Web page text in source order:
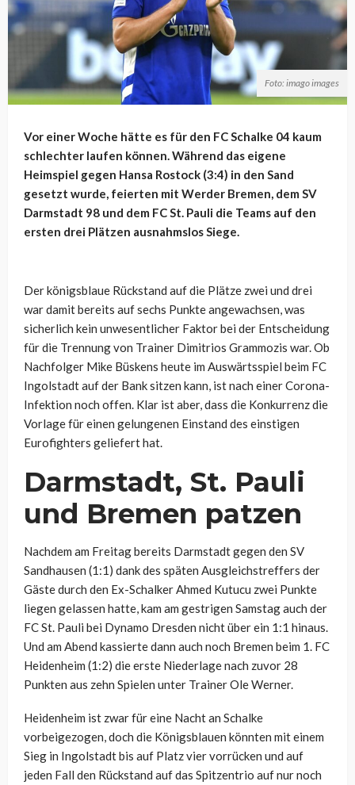
Foto: imago images
Vor einer Woche hätte es für den FC Schalke 04 kaum
schlechter laufen können. Während das eigene
Heimspiel gegen Hansa Rostock (3:4) in den Sand
gesetzt wurde, feierten mit Werder Bremen, dem SV
Darmstadt 98 und dem FC St. Pauli die Teams auf den
ersten drei Plätzen ausnahmslos Siege.
Der königsblaue Rückstand auf die Plätze zwei und drei
war damit bereits auf sechs Punkte angewachsen, was
sicherlich kein unwesentlicher Faktor bei der Entscheidung
für die Trennung von Trainer Dimitrios Grammozis war. Ob
Nachfolger Mike Büskens heute im Auswärtsspiel beim FC
Ingolstadt auf der Bank sitzen kann, ist nach einer Corona-
Infektion noch offen. Klar ist aber, dass die Konkurrenz die
Vorlage für einen gelungenen Einstand des einstigen
Eurofighters geliefert hat.
Darmstadt, St. Pauli
und Bremen patzen
Nachdem am Freitag bereits Darmstadt gegen den SV
Sandhausen (1:1) dank des späten Ausgleichstreffers der
Gäste durch den Ex-Schalker Ahmed Kutucu zwei Punkte
liegen gelassen hatte, kam am gestrigen Samstag auch der
FC St. Pauli bei Dynamo Dresden nicht über ein 1:1 hinaus.
Und am Abend kassierte dann auch noch Bremen beim 1. FC
Heidenheim (1:2) die erste Niederlage nach zuvor 28
Punkten aus zehn Spielen unter Trainer Ole Werner.
Heidenheim ist zwar für eine Nacht an Schalke
vorbeigezogen, doch die Königsblauen könnten mit einem
Sieg in Ingolstadt bis auf Platz vier vorrücken und auf
jeden Fall den Rückstand auf das Spitzentrio auf nur noch